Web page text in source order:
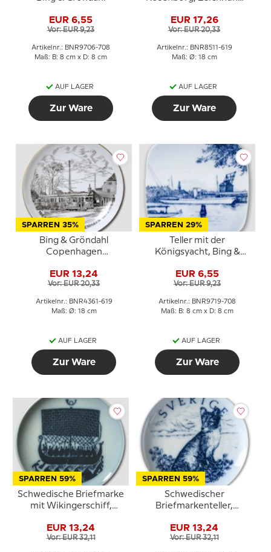
EUR 6,55
Vor: EUR 9,23
Artikelnr.: BNR9706-708
Maß: B: 8 cm x D: 8 cm
AUF LAGER
Zur Ware
EUR 17,26
Vor: EUR 20,33
Artikelnr.: BNR8511-619
Maß: Ø: 18 cm
AUF LAGER
Zur Ware
SPARREN 35%
Bing & Gröndahl
Copenhagen
Zeichnung in Braun
EUR 13,24
Vor: EUR 20,33
Artikelnr.: BNR4361-619
Maß: Ø: 18 cm
AUF LAGER
Zur Ware
SPARREN 29%
Teller mit der
Königsyacht, Bing &
EUR 6,55
Vor: EUR 9,23
Artikelnr.: BNR9719-708
Maß: B: 8 cm x D: 8 cm
AUF LAGER
Zur Ware
SPARREN 59%
Schwedische Briefmarke
mit Wikingerschiff,
& Gröndahl
EUR 13,24
Vor: EUR 32,11
SPARREN 59%
Schwedischer
Briefmarkenteller,
Blau, Bing & Gröndahl
EUR 13,24
Vor: EUR 32,11